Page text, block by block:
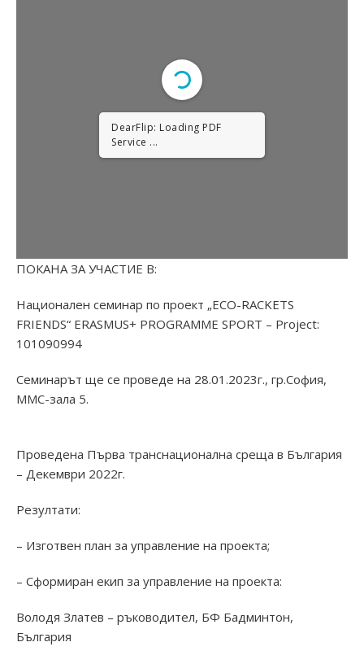
DearFlip: Loading PDF
Service ...
ПОКАНА ЗА УЧАСТИЕ В:
Национален семинар по проект „ЕCO-RACKETS
FRIENDS“ ERASMUS+ PROGRAMME SPORT – Project:
101090994
Семинарът ще се проведе на 28.01.2023г., гр.София,
ММС-зала 5.
Проведена Първа транснационална среща в България
– Декември 2022г.
Резултати:
– Изготвен план за управление на проекта;
– Сформиран екип за управление на проекта:
Володя Златев – ръководител, БФ Бадминтон,
България